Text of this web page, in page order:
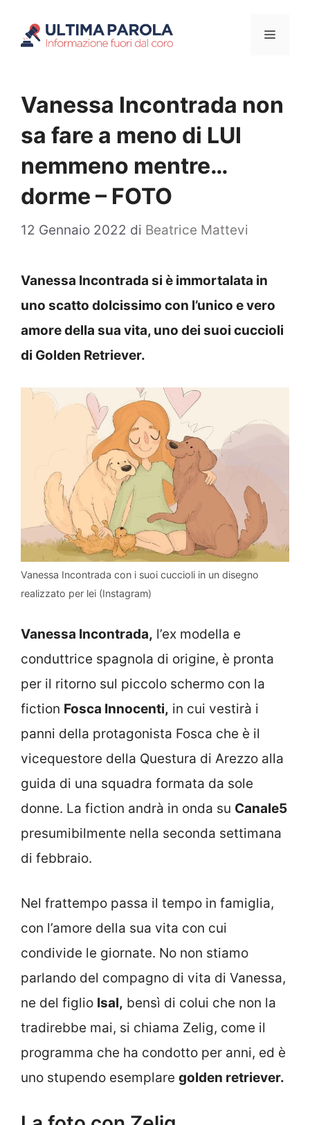
Menu
Vanessa Incontrada non
sa fare a meno di LUI
nemmeno mentre…
dorme – FOTO
12 Gennaio 2022 di Beatrice Mattevi
Vanessa Incontrada si è immortalata in
uno scatto dolcissimo con l’unico e vero
amore della sua vita, uno dei suoi cuccioli
di Golden Retriever.
Vanessa Incontrada con i suoi cuccioli in un disegno
realizzato per lei (Instagram)
Vanessa Incontrada, l’ex modella e
conduttrice spagnola di origine, è pronta
per il ritorno sul piccolo schermo con la
fiction Fosca Innocenti, in cui vestirà i
panni della protagonista Fosca che è il
vicequestore della Questura di Arezzo alla
guida di una squadra formata da sole
donne. La fiction andrà in onda su Canale5
presumibilmente nella seconda settimana
di febbraio.
Nel frattempo passa il tempo in famiglia,
con l’amore della sua vita con cui
condivide le giornate. No non stiamo
parlando del compagno di vita di Vanessa,
ne del figlio Isal, bensì di colui che non la
tradirebbe mai, si chiama Zelig, come il
programma che ha condotto per anni, ed è
uno stupendo esemplare golden retriever.